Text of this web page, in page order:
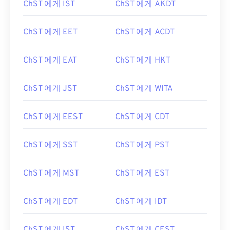
ChST 에게 IST ChST 에게 AKDT
ChST 에게 EET ChST 에게 ACDT
ChST 에게 EAT ChST 에게 HKT
ChST 에게 JST ChST 에게 WITA
ChST 에게 EEST ChST 에게 CDT
ChST 에게 SST ChST 에게 PST
ChST 에게 MST ChST 에게 EST
ChST 에게 EDT ChST 에게 IDT